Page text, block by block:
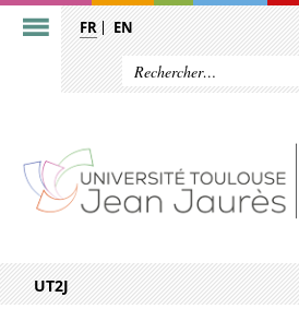
FR EN
UT2J